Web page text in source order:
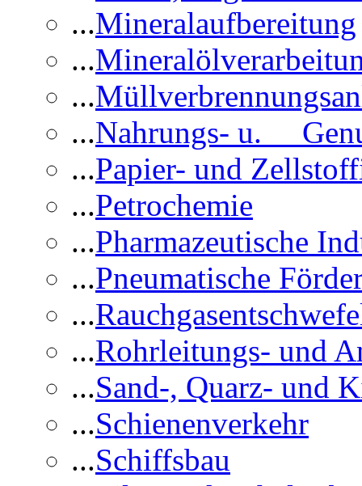
...Mineralaufbereitung
...
...
...Nahrungs- u.
...Papier- und
...Petrochemie
...Pharmazeutische
...Pneumatische
...
...Rohrleitungs- und
...Sand-, Quarz- und
...Schienenverkehr
...Schiffsbau